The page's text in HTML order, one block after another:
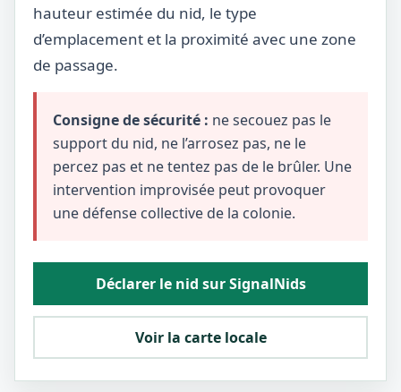
hauteur estimée du nid, le type
d’emplacement et la proximité avec une zone
de passage.
Consigne de sécurité : ne secouez pas le
support du nid, ne l’arrosez pas, ne le
percez pas et ne tentez pas de le brûler. Une
intervention improvisée peut provoquer
une défense collective de la colonie.
Déclarer le nid sur SignalNids
Voir la carte locale